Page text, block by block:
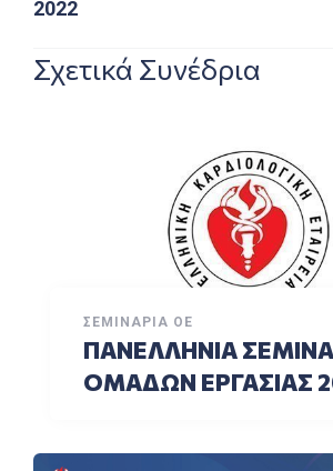
2022
Σχετικά Συνέδρια
ΣΕΜΙΝΆΡΙΑ ΟΕ
ΠΑΝΕΛΛΗΝΙΑ
ΟΜΑΔΩΝ ΕΡΓΑΣΙΑΣ